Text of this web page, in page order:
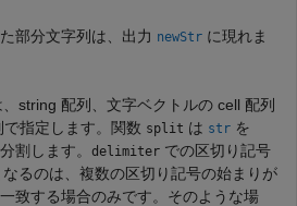
部分文字列は、出力 newStr に現れま
string 配列、文字ベクトルの cell 配列
で指定します。関数 split は str を
割します。 delimiter での区切り記号
るのは、複数の区切り記号の始まりが
致する場合のみです。そのような場